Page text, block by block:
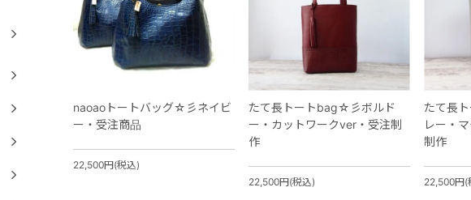
naoaoトートバッグ☆彡ネイビ
ー・受注商品
22,500円(税込)
たて長トートbag☆彡ボルド
ー・カットワークver・受注制
作
22,500円(税込)
たて長
レー・
制作
22,500円(